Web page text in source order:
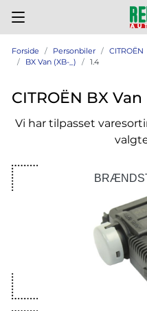
Forside Personbiler CITROËN
BX Van (XB-_)
1.4
CITROËN BX Van
Vi har tilpasset